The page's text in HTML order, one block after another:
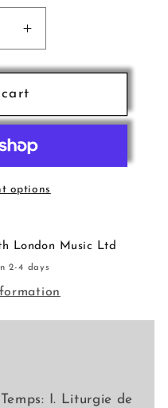
Increase
quantity
for
Messiaen
Quatuor
la
fin
du
options
London Music Ltd
2-4 days
I. Liturgie de